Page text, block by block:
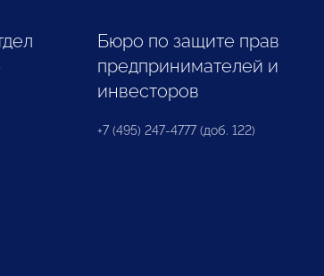
Бюро по защите прав
предпринимателей и
инвесторов
+7 (495) 247-4777 (доб. 122)